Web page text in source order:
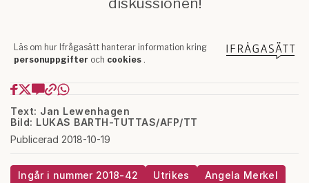
Text: Jan Lewenhagen
Bild: LUKAS BARTH-TUTTAS/AFP/TT
Publicerad 2018-10-19
Ingår i nummer 2018-42 Utrikes
Angela Merkel